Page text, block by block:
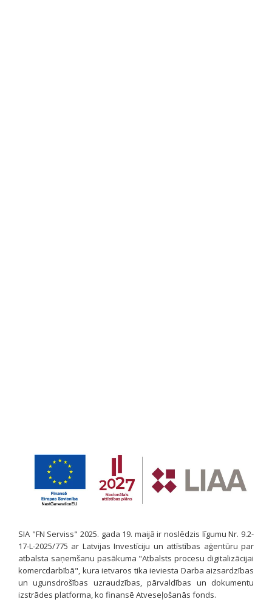
SIA "FN Serviss" 2025. gada 19. maijā ir noslēdzis līgumu Nr. 9.2-
17-L-2025/775 ar Latvijas Investīciju un attīstības aģentūru par
atbalsta saņemšanu pasākuma "Atbalsts procesu digitalizācijai
komercdarbībā", kura ietvaros tika ieviesta Darba aizsardzības
un ugunsdrošības uzraudzības, pārvaldības un dokumentu
izstrādes platforma, ko finansē Atveseļošanās fonds.